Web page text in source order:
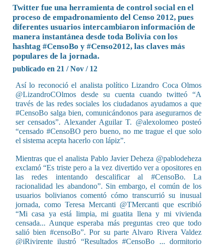
Twitter fue una herramienta de control social en el
proceso de empadronamiento del Censo 2012, pues
diferentes usuarios intercambiaron información de
manera instantánea desde toda Bolivia con los
hashtag #CensoBo y #Censo2012, las claves más
populares de la jornada.
publicado en 21 / Nov / 12
Así lo reconoció el analista político Lizandro Coca Olmos
través de las redes sociales los ciudadanos ayudamos a que
#CensoBo salga bien, comunicándonos para asegurarnos de
ser censados”. Alexander Aguilar T. ‏@alexolomeo posteó
“censado #CensoBO pero bueno, no me trague el que solo
el sistema acepta hacerlo con lápiz”.
Mientras que el analista Pablo Javier Deheza ‏@pablodeheza
exclamó “Es triste pero a la vez divertido ver a opositores en
las redes intentando descalificar al #CensoBo. La
racionalidad les abandono”. Sin embargo, el común de los
usuarios bolivianos comentó cómo transcurrió su inusual
jornada, como Teresa Mercanti ‏@TMercanti que escribió
“Mi casa ya está limpia, mi guatita llena y mi vivienda
censada... Aunque esperaba más preguntas creo que todo
salió bien #censoBo”. Por su parte Alvaro Rivera Valdez